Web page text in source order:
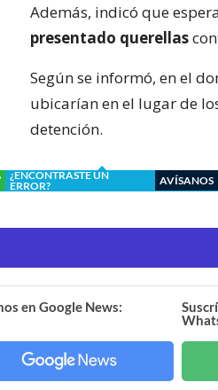
Además, indicó que
presentado querellas
Según se informó, en el
ubicarían en el lugar de
detención.
¿ENCONTRASTE UN
ERROR?
AVÍSANOS
en Google News: